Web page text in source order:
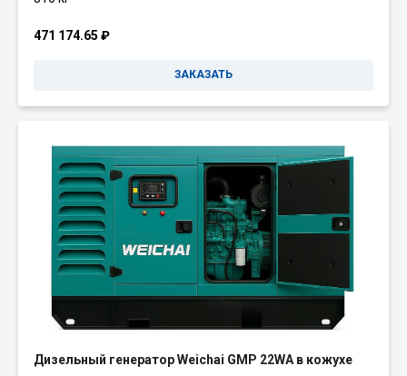
471 174.65 ₽
ЗАКАЗАТЬ
Дизельный генератор Weichai GMP 22WA в кожухе